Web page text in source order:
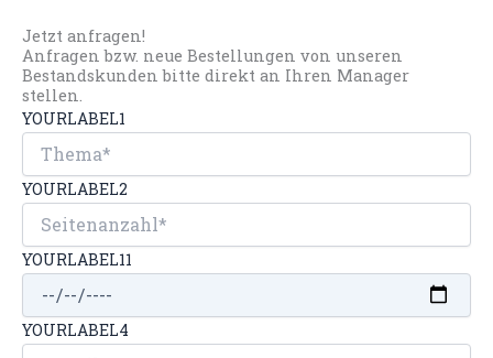
Jetzt anfragen!
Anfragen bzw. neue Bestellungen von unseren
Bestandskunden bitte direkt an Ihren Manager
stellen.
YOURLABEL1
YOURLABEL2
YOURLABEL11
YOURLABEL4